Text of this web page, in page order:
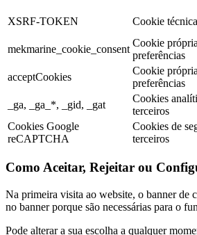
XSRF-TOKEN
Cookie
mekmarine_cookie_consent
Cookie
preferências
acceptCookies
Cookie
preferências
_ga, _ga_*, _gid, _gat
Cookies
terceiros
Cookies Google
reCAPTCHA
Cookies de
terceiros
Como Aceitar, Rejeitar ou
Na primeira visita ao website, o banner de
no banner porque são necessárias para o
Pode alterar a sua escolha a qualquer